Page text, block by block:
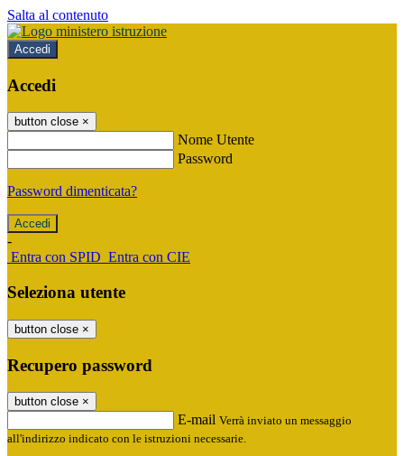
Salta al contenuto
Accedi
Accedi
button close ×
Nome Utente
Password
Password dimenticata?
-
Entra con SPID Entra con CIE
Seleziona utente
button close ×
Recupero password
button close ×
E-mail Verrà inviato un messaggio
all'indirizzo indicato con le istruzioni necessarie.